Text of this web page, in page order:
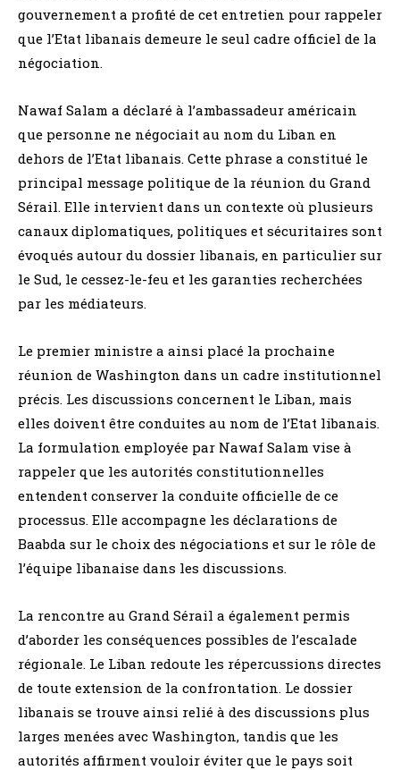
gouvernement a profité de cet entretien pour rappeler
que l’Etat libanais demeure le seul cadre officiel de la
négociation.
Nawaf Salam a déclaré à l’ambassadeur américain
que personne ne négociait au nom du Liban en
dehors de l’Etat libanais. Cette phrase a constitué le
principal message politique de la réunion du Grand
Sérail. Elle intervient dans un contexte où plusieurs
canaux diplomatiques, politiques et sécuritaires sont
évoqués autour du dossier libanais, en particulier sur
le Sud, le cessez-le-feu et les garanties recherchées
par les médiateurs.
Le premier ministre a ainsi placé la prochaine
réunion de Washington dans un cadre institutionnel
précis. Les discussions concernent le Liban, mais
elles doivent être conduites au nom de l’Etat libanais.
La formulation employée par Nawaf Salam vise à
rappeler que les autorités constitutionnelles
entendent conserver la conduite officielle de ce
processus. Elle accompagne les déclarations de
Baabda sur le choix des négociations et sur le rôle de
l’équipe libanaise dans les discussions.
La rencontre au Grand Sérail a également permis
d’aborder les conséquences possibles de l’escalade
régionale. Le Liban redoute les répercussions directes
de toute extension de la confrontation. Le dossier
libanais se trouve ainsi relié à des discussions plus
larges menées avec Washington, tandis que les
autorités affirment vouloir éviter que le pays soit